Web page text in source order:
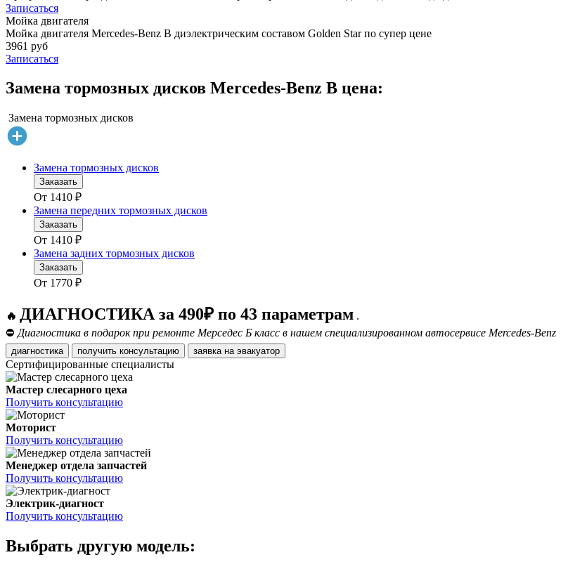
Записаться
Мойка двигателя
Мойка двигателя Mercedes-Benz B диэлектрическим составом Golden Star по супер цене
3961 руб
Записаться
Замена тормозных дисков Mercedes-Benz B цена:
Замена тормозных дисков
Замена тормозных дисков
Заказать
От 1410 ₽
Замена передних тормозных дисков
Заказать
От 1410 ₽
Замена задних тормозных дисков
Заказать
От 1770 ₽
🔥 ДИАГНОСТИКА за 490₽ по 43 параметрам .
⛔ Диагностика в подарок при ремонте Мерседес Б класс в нашем специализированном автосервисе Mercedes-Benz
диагностика получить консультацию заявка на эвакуатор
Сертифицированные специалисты
Мастер слесарного цеха
Получить консультацию
Моторист
Получить консультацию
Менеджер отдела запчастей
Получить консультацию
Электрик-диагност
Получить консультацию
Выбрать другую модель: